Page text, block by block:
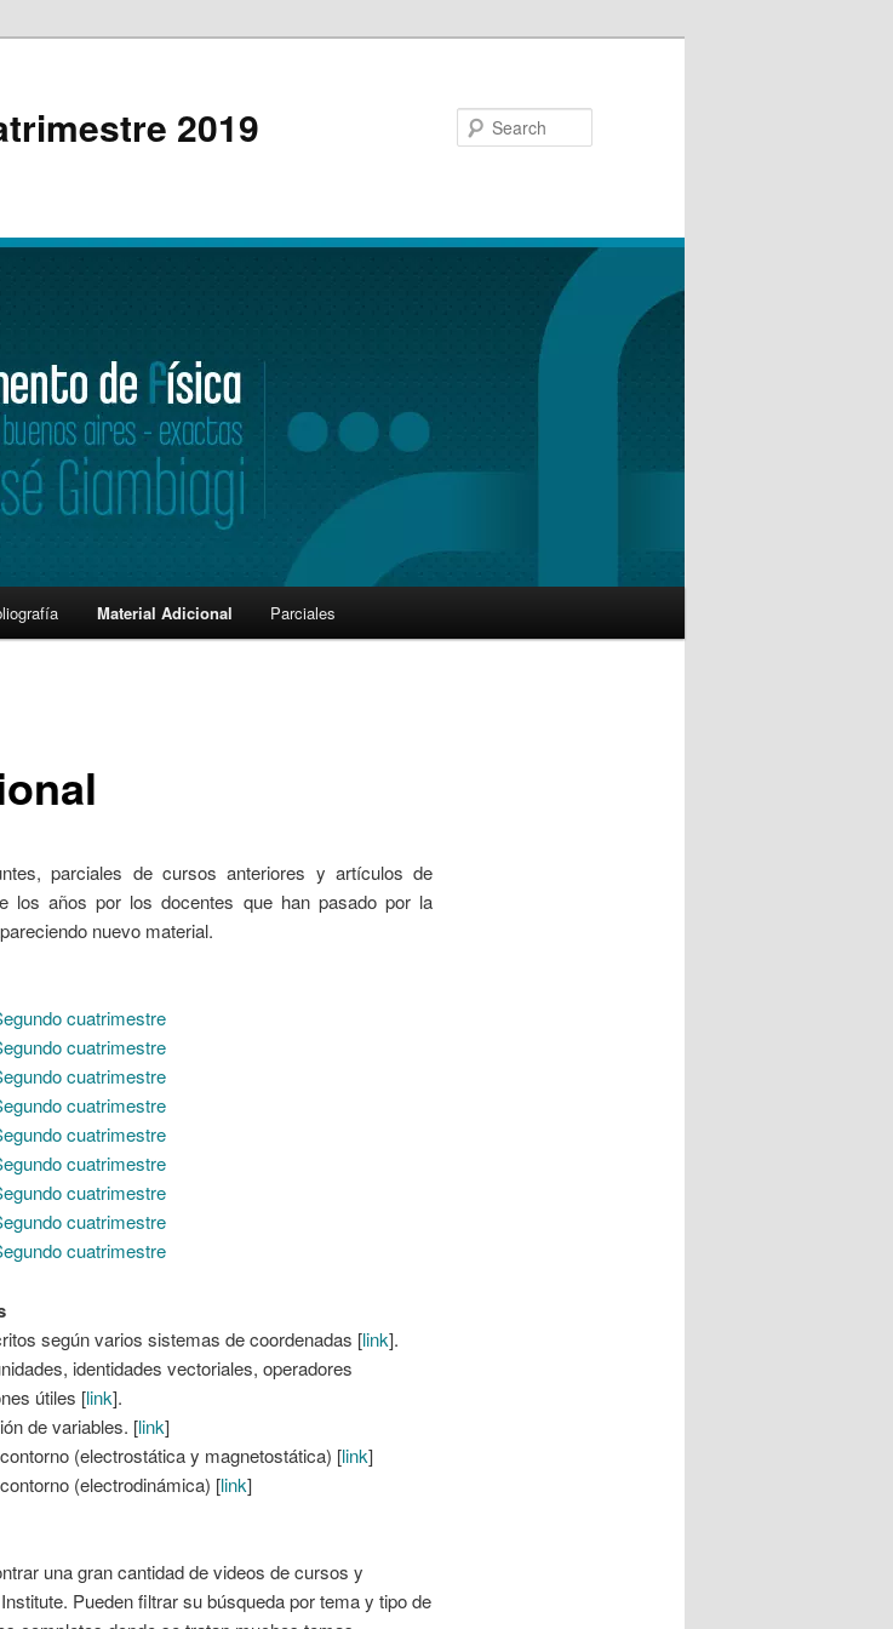
2019
Material Adicional Parciales
parciales de cursos anteriores y artículos de
los años por los docentes que han pasado por la
nuevo material.
cuatrimestre
cuatrimestre
cuatrimestre
cuatrimestre
cuatrimestre
cuatrimestre
cuatrimestre
cuatrimestre
cuatrimestre
según varios sistemas de coordenadas [link].
identidades vectoriales, operadores
útiles [link].
de variables. [link]
(electrostática y magnetostática) [link]
(electrodinámica) [link]
una gran cantidad de videos de cursos y
Pueden filtrar su búsqueda por tema y tipo de